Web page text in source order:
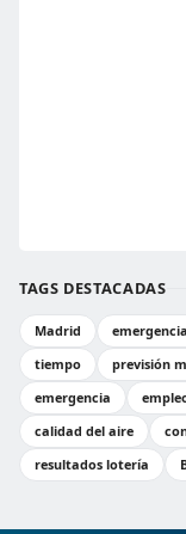
TAGS DESTACADAS
Madrid
tiempo
previsión
emergencia
calidad del aire
resultados lotería